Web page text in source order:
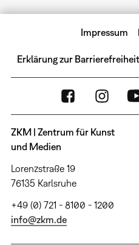
Impressum
Erklärung zur Barrierefreiheit
ZKM | Zentrum für Kunst
und Medien
Lorenzstraße 19
76135 Karlsruhe
+49 (0) 721 - 8100 - 1200
info@zkm.de